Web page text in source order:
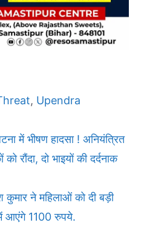
, Upendra
में भीषण हादसा ! अनियंत्रित
रौंदा, दो भाइयों की दर्दनाक
ने महिलाओं को दी बड़ी
आएंगे 1100 रुपये.